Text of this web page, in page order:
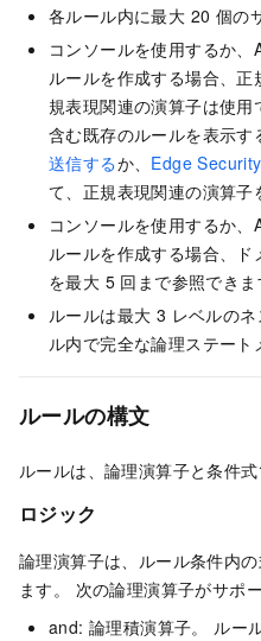
各ルール内に最大 20 個の
コンソールを使用するか
ルールを作成する場合、
規表現関連の演算子は使
含む既存のルールを表示す
送信するか、 Edge
て、正規表現関連の演算子
コンソールを使用するか
ルールを作成する場合、
を最大 5 回まで参照できま
ルールは最大 3 レベルの
ル内で完全な論理ステート
ルールの構文
ルールは、論理演算子と条件式
ロジック
論理演算子は、ルール条件内
ます。 次の論理演算子がサポ
and: 論理積演算子。 ルー